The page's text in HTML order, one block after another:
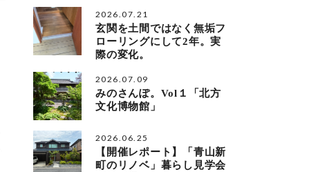
2026.07.21
玄関を土間ではなく無垢フ
ローリングにして2年。実
際の変化。
2026.07.09
みのさんぽ。Vol１「北方
文化博物館」
2026.06.25
【開催レポート】「青山新
町のリノベ」暮らし見学会